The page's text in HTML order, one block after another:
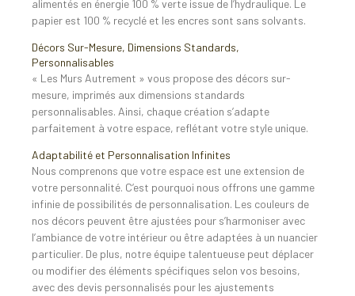
alimentés en énergie 100 % verte issue de l’hydraulique. Le
papier est 100 % recyclé et les encres sont sans solvants.
Décors Sur-Mesure, Dimensions Standards,
Personnalisables
« Les Murs Autrement » vous propose des décors sur-
mesure, imprimés aux dimensions standards
personnalisables. Ainsi, chaque création s’adapte
parfaitement à votre espace, reflétant votre style unique.
Adaptabilité et Personnalisation Infinites
Nous comprenons que votre espace est une extension de
votre personnalité. C’est pourquoi nous offrons une gamme
infinie de possibilités de personnalisation. Les couleurs de
nos décors peuvent être ajustées pour s’harmoniser avec
l’ambiance de votre intérieur ou être adaptées à un nuancier
particulier. De plus, notre équipe talentueuse peut déplacer
ou modifier des éléments spécifiques selon vos besoins,
avec des devis personnalisés pour les ajustements